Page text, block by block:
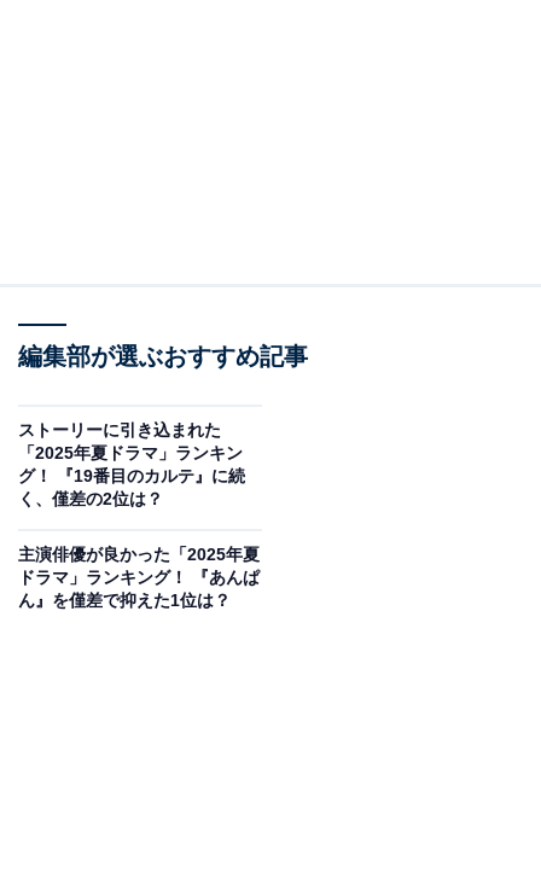
編集部が選ぶおすすめ記事
ストーリーに引き込まれた
「2025年夏ドラマ」ランキン
グ！ 『19番目のカルテ』に続
く、僅差の2位は？
主演俳優が良かった「2025年夏
ドラマ」ランキング！ 『あんぱ
ん』を僅差で抑えた1位は？